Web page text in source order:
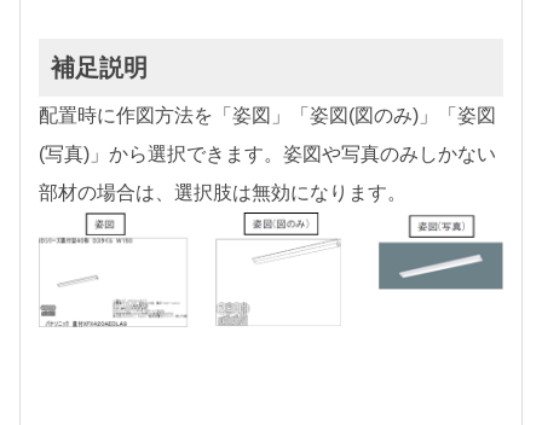
補足説明
配置時に作図方法を「姿図」「姿図(図のみ)」「姿図
(写真)」から選択できます。姿図や写真のみしかない
部材の場合は、選択肢は無効になります。